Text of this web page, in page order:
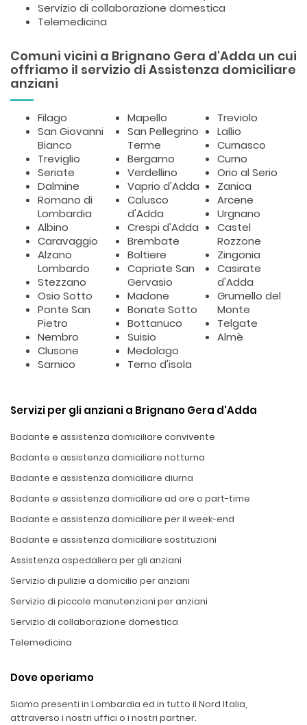
Servizio di collaborazione domestica
Telemedicina
Comuni vicini a Brignano Gera d'Adda un cui
offriamo il servizio di Assistenza domiciliare
anziani
Filago
San Giovanni
Bianco
Treviglio
Seriate
Dalmine
Romano di
Lombardia
Albino
Caravaggio
Alzano
Lombardo
Stezzano
Osio Sotto
Ponte San
Pietro
Nembro
Clusone
Sarnico
Mapello
San Pellegrino
Terme
Bergamo
Verdellino
Vaprio d'Adda
Calusco
d'Adda
Crespi d'Adda
Brembate
Boltiere
Capriate San
Gervasio
Madone
Bonate Sotto
Bottanuco
Suisio
Medolago
Terno d'isola
Treviolo
Lallio
Curnasco
Curno
Orio al Serio
Zanica
Arcene
Urgnano
Castel
Rozzone
Zingonia
Casirate
d'Adda
Grumello del
Monte
Telgate
Almè
Servizi per gli anziani a Brignano Gera d'Adda
Badante e assistenza domiciliare convivente
Badante e assistenza domiciliare notturna
Badante e assistenza domiciliare diurna
Badante e assistenza domiciliare ad ore o part-time
Badante e assistenza domiciliare per il week-end
Badante e assistenza domiciliare sostituzioni
Assistenza ospedaliera per gli anziani
Servizio di pulizie a domicilio per anziani
Servizio di piccole manutenzioni per anziani
Servizio di collaborazione domestica
Telemedicina
Dove operiamo
Siamo presenti in Lombardia ed in tutto il Nord Italia,
attraverso i nostri uffici o i nostri partner.